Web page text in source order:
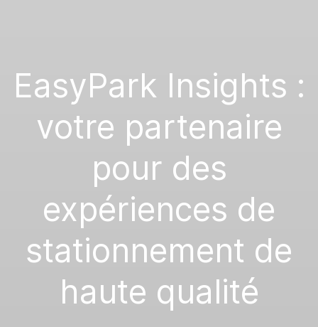
EasyPark Insights :
votre partenaire
pour des
expériences de
stationnement de
haute qualité